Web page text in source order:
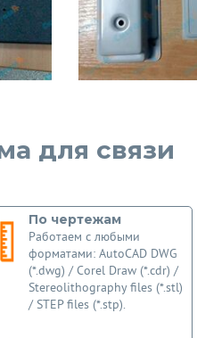
для связи
По чертежам
Работаем с любыми
форматами: AutoCAD DWG
(*.dwg) / Corel Draw (*.cdr) /
Stereolithography files (*.stl)
/ STEP files (*.stp).